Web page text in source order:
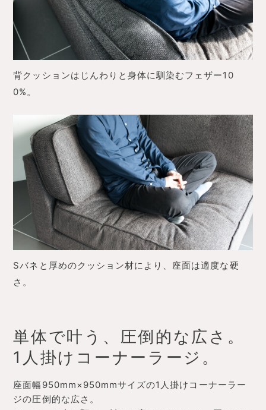
背クッションはじんわりと身体に馴染むフェザー10
0%。
Sバネと厚めのクッション材により、座面は適度な硬
さ。
単体で叶う、圧倒的な広さ。
1人掛けコーナーラージ。
座面幅950mm×950mmサイズの1人掛けコーナーラー
ジの圧倒的な広さ。